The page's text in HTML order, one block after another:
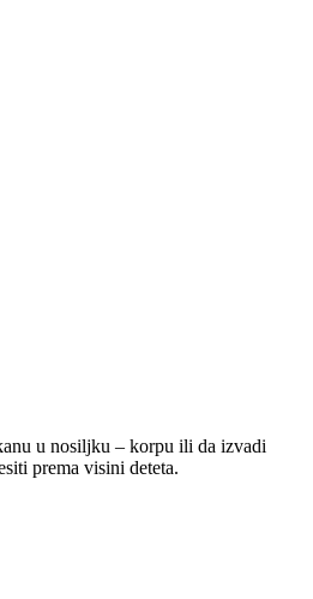
u nosiljku – korpu ili da izvadi
prema visini deteta.